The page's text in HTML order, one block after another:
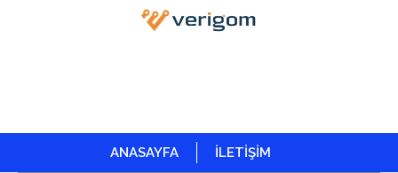
ANASAYFA İLETİŞİM